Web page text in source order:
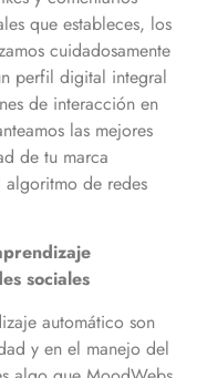
que estableces, los
cuidadosamente
perfil digital integral
de interacción en
las mejores
de tu marca
de redes
sociales
automático son
y en el manejo del